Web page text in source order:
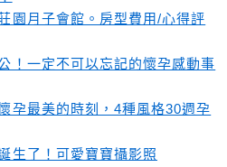
園月子會館。房型費用/心得評
！一定不可以忘記的懷孕感動事
孕最美的時刻，4種風格30週孕
生了！可愛寶寶攝影照